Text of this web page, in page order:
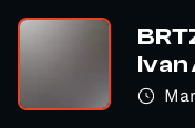
Ivan